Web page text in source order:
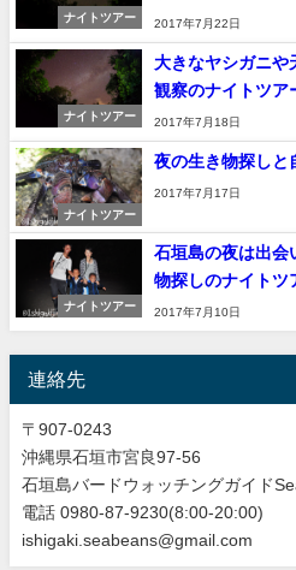
ナイトツアー
2017年7月22日
ナイトツアー
大きなヤシガニや
観察のナイトツア
2017年7月18日
ナイトツアー
夜の生き物探しと
2017年7月17日
ナイトツアー
石垣島の夜は出会
物探しのナイトツ
2017年7月10日
連絡先
〒907-0243
沖縄県石垣市宮良97-56
石垣島バードウォッチングガイド
電話 0980-87-9230(8:00-20:00)
ishigaki.seabeans@gmail.com